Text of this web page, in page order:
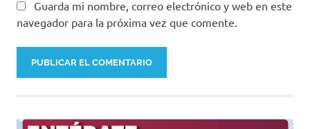
Guarda mi nombre, correo electrónico y web en este
navegador para la próxima vez que comente.